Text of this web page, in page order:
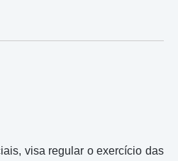
visa regular o exercício das